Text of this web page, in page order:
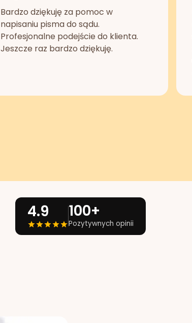
Bardzo dziękuję za pomoc w
napisaniu pisma do sądu.
Profesjonalne podejście do klienta.
Jeszcze raz bardzo dziękuję.
4.9 100+
Pozytywnych opinii